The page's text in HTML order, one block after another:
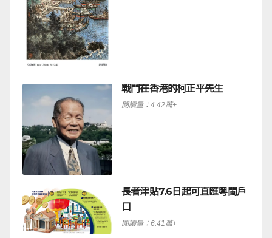
戰鬥在香港的柯正平先生
閱讀量：4.42萬+
長者津貼7.6日起可直匯粵閩戶
口
閱讀量：6.41萬+